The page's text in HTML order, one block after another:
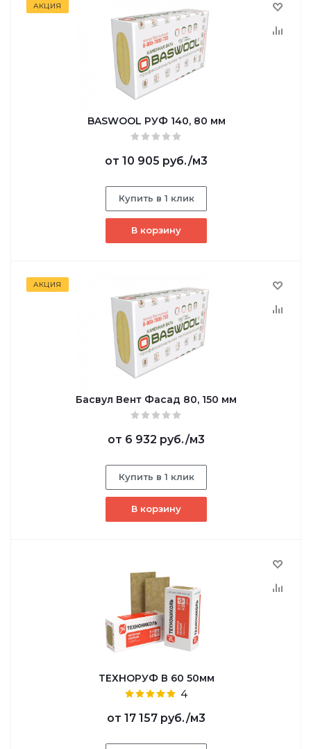
АКЦИЯ
BASWOOL РУФ 140, 80 мм
от 10 905 руб./м3
Купить в 1 клик
В корзину
АКЦИЯ
Басвул Вент Фасад 80, 150 мм
от 6 932 руб./м3
Купить в 1 клик
В корзину
ТЕХНОРУФ В 60 50мм
4
от 17 157 руб./м3